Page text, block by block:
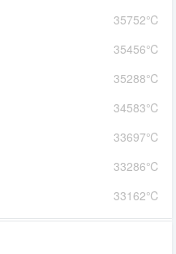
35752℃
35456℃
35288℃
34583℃
33697℃
33286℃
33162℃